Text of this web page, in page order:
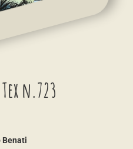
n.723
Benati